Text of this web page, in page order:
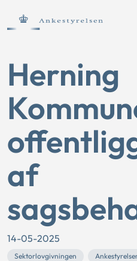
Herning
af
14-05-2025
Sektorlovgivningen